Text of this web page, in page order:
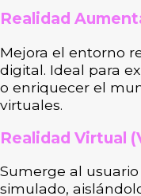
Realidad
Mejora el entorno
digital. Ideal para
o enriquecer el
virtuales.
Realidad Virtual
Sumerge al
simulado,